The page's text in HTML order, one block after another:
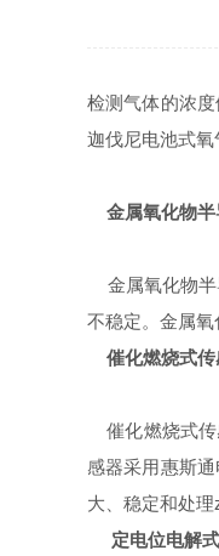
检测气体的浓
迦伐尼电池式氧
金属氧化物
金属氧化物半
不稳定。金属氧
催化燃烧式
催化燃烧式传
感器采用惠斯
大、稳定和处理
定电位电解